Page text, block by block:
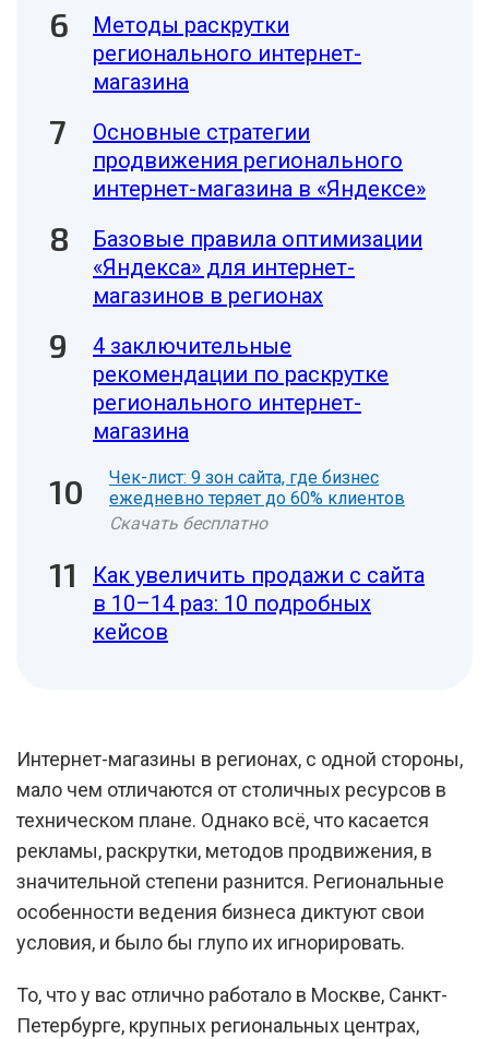
Методы раскрутки
регионального интернет-
магазина
Основные стратегии
продвижения регионального
интернет-магазина в «Яндексе»
Базовые правила оптимизации
«Яндекса» для интернет-
магазинов в регионах
4 заключительные
рекомендации по раскрутке
регионального интернет-
магазина
Чек-лист: 9 зон сайта, где бизнес
ежедневно теряет до 60% клиентов
Скачать бесплатно
Как увеличить продажи с сайта
в 10–14 раз: 10 подробных
кейсов
Интернет-магазины в регионах, с одной стороны,
мало чем отличаются от столичных ресурсов в
техническом плане. Однако всё, что касается
рекламы, раскрутки, методов продвижения, в
значительной степени разнится. Региональные
особенности ведения бизнеса диктуют свои
условия, и было бы глупо их игнорировать.
То, что у вас отлично работало в Москве, Санкт-
Петербурге, крупных региональных центрах,